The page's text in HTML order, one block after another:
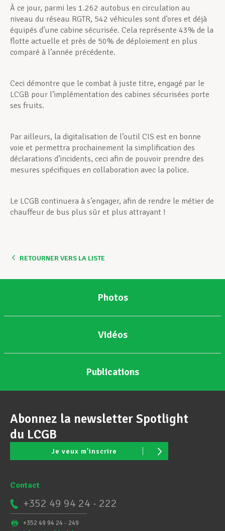
À ce jour, parmi les 1.262 autobus en circulation au
niveau du réseau RGTR, 542 véhicules sont d’ores et déjà
équipés d’une cabine sécurisée. Cela représente 43% de la
flotte actuelle et près de 50% de déploiement en plus
comparé à l’année précédente.
Ceci démontre que le combat à juste titre, engagé par le
LCGB pour l’implémentation des cabines sécurisées porte
ses fruits.
Par ailleurs, la digitalisation de l’outil CIS est en bonne
voie et permettra prochainement la simplification des
déclarations d’incidents, ceci afin de pouvoir prendre des
mesures spécifiques en collaboration avec la police.
Le LCGB continuera à s’engager, afin de rendre le métier de
chauffeur de bus plus sûr et plus attrayant !
RETOURNER VERS LA LISTE
Photos
Vidéos
Publications
Abonnez la newsletter Spotlight
du LCGB
Je veux m'inscrire
Contact
+352 49 94 24 - 222
+352 49 94 24 - 249